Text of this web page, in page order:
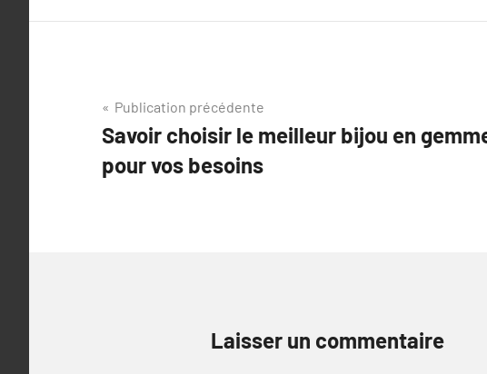
Navigation
de
l’article
Publication précédente
Savoir choisir le meilleur bijou en
pour vos besoins
Laisser un commentaire